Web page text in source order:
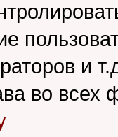
и
во всех